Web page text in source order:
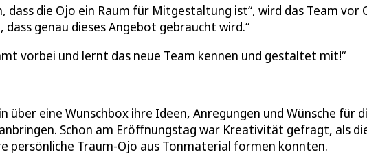
dass die Ojo ein Raum für Mitgestaltung ist“, wird das Team vor
genau dieses Angebot gebraucht wird.“
vorbei und lernt das neue Team kennen und gestaltet mit!
über eine Wunschbox ihre Ideen, Anregungen und Wünsche für
Schon am Eröffnungstag war Kreativität gefragt, als
persönliche Traum-Ojo aus Tonmaterial formen konnten.